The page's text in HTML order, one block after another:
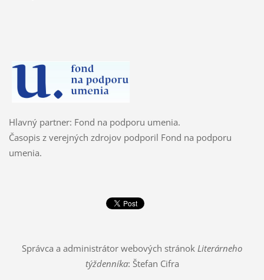
Hlavný partner: Fond na podporu umenia.
Časopis z verejných zdrojov podporil Fond na podporu
umenia.
Správca a administrátor webových stránok Literárneho
týždenníka: Štefan Cifra